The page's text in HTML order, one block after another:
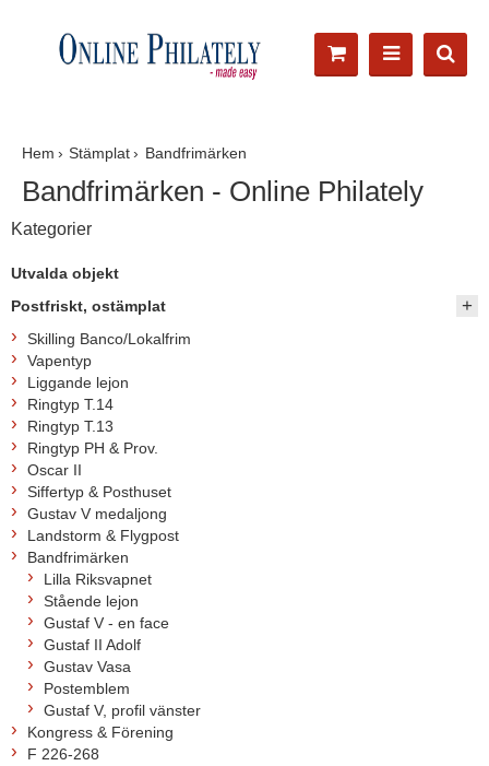
Hem Stämplat Bandfrimärken
Bandfrimärken - Online Philately
Kategorier
Utvalda objekt
Postfriskt, ostämplat
Skilling Banco/Lokalfrim
Vapentyp
Liggande lejon
Ringtyp T.14
Ringtyp T.13
Ringtyp PH & Prov.
Oscar II
Siffertyp & Posthuset
Gustav V medaljong
Landstorm & Flygpost
Bandfrimärken
Lilla Riksvapnet
Stående lejon
Gustaf V - en face
Gustaf II Adolf
Gustav Vasa
Postemblem
Gustaf V, profil vänster
Kongress & Förening
F 226-268